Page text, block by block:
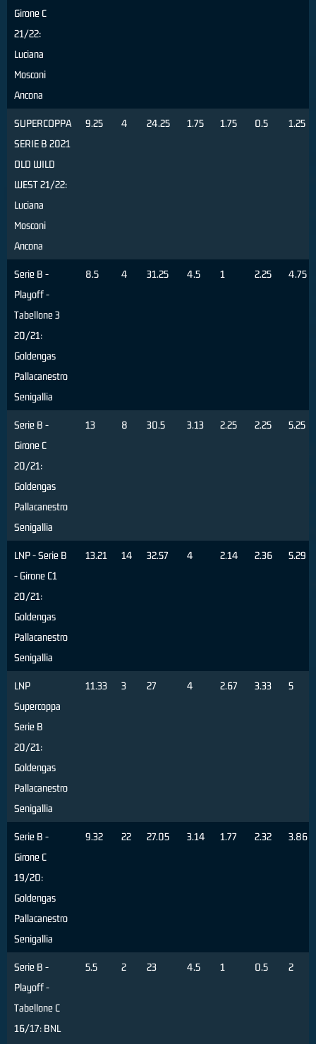
Girone C
21/22:
Luciana
Mosconi
Ancona
SUPERCOPPA
SERIE B 2021
OLD WILD
WEST 21/22:
Luciana
Mosconi
Ancona
9.25 4 24.25 1.75 1.75 0.5 1.25
Serie B -
Playoff -
Tabellone 3
20/21:
Goldengas
Pallacanestro
Senigallia
8.5 4 31.25 4.5 1 2.25 4.75
Serie B -
Girone C
20/21:
Goldengas
Pallacanestro
Senigallia
13 8 30.5 3.13 2.25 2.25 5.25
LNP - Serie B
- Girone C1
20/21:
Goldengas
Pallacanestro
Senigallia
13.21 14 32.57 4 2.14 2.36 5.29
LNP
Supercoppa
Serie B
20/21:
Goldengas
Pallacanestro
Senigallia
11.33 3 27 4 2.67 3.33 5
Serie B -
Girone C
19/20:
Goldengas
Pallacanestro
Senigallia
9.32 22 27.05 3.14 1.77 2.32 3.86
Serie B -
Playoff -
Tabellone C
16/17: BNL
5.5 2 23 4.5 1 0.5 2